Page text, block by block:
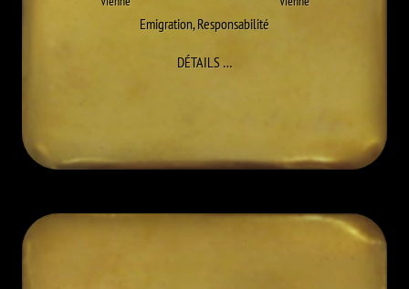
Emigration,Responsabilité
DÉTAILS…À BRUNO KREISKY